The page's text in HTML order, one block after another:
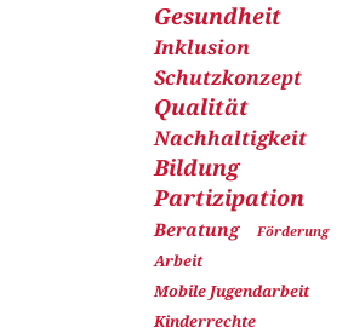
Gesundheit
Inklusion
Schutzkonzept
Qualität
Nachhaltigkeit
Bildung
Partizipation
Beratung Förderung
Arbeit
Mobile Jugendarbeit
Kinderrechte